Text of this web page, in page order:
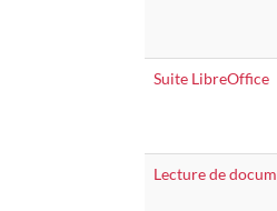
Suite LibreOffice
Lecture de